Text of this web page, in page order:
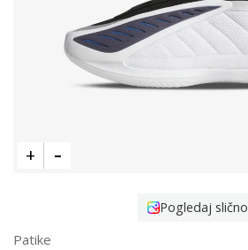
Pogledaj slično
Patike